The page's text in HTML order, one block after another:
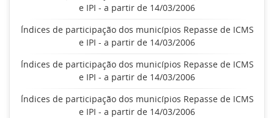
e IPI - a partir de 14/03/2006
Índices de participação dos municípios Repasse de ICMS
e IPI - a partir de 14/03/2006
Índices de participação dos municípios Repasse de ICMS
e IPI - a partir de 14/03/2006
Índices de participação dos municípios Repasse de ICMS
e IPI - a partir de 14/03/2006